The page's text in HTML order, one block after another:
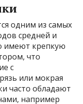
одним из самых
средней и
имеют крепкую
что
с
или мокрая
часто обладают
например